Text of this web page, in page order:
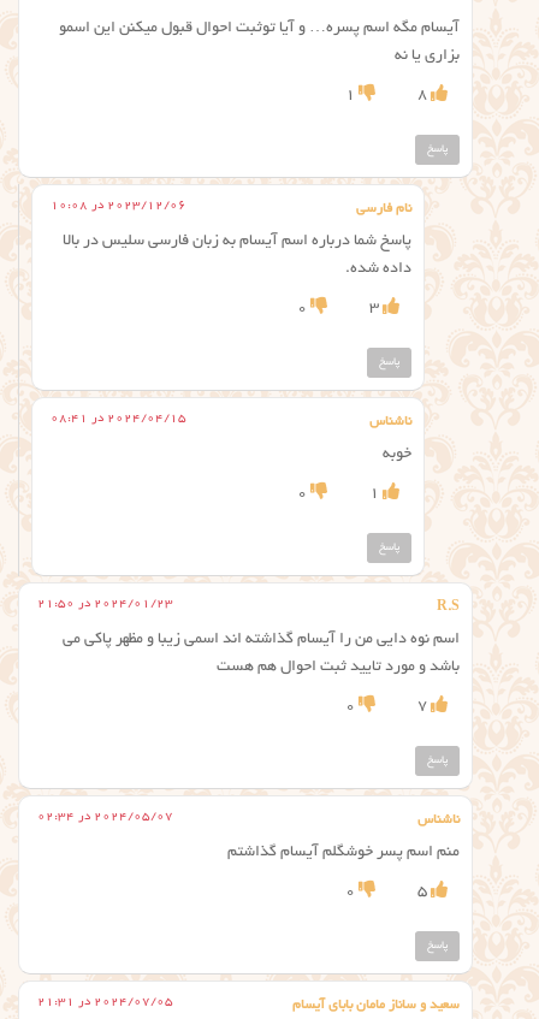
آیسام مگه اسم پسره… و آیا تو‌ثبت احوال قبول میکنن این اسمو
بزاری یا نه
8
1
پاسخ
نام فارسی 2023/12/06 در 10:08
پاسخ شما درباره اسم آیسام به زبان فارسی سلیس در بالا
داده شده.
3
0
پاسخ
ناشناس 2024/04/15 در 08:41
خوبه
1
0
پاسخ
R.S 2024/01/23 در 21:50
اسم نوه دایی من را آیسام گذاشته اند اسمی زیبا و مظهر پاکی می
باشد و مورد تایید ثبت احوال هم هست
7
0
پاسخ
ناشناس 2024/05/07 در 02:34
منم اسم پسر خوشگلم آیسام گذاشتم
5
0
پاسخ
سعید و ساناز مامان بابای آیسام 2024/07/05 در 21:31